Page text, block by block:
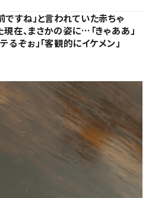
ですね」と言われていた赤ちゃ
現在、まさかの姿に…「きゃああ」
るぞぉ」「客観的にイケメン」